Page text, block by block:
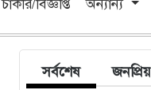
সর্বশেষ জনপ্রিয়